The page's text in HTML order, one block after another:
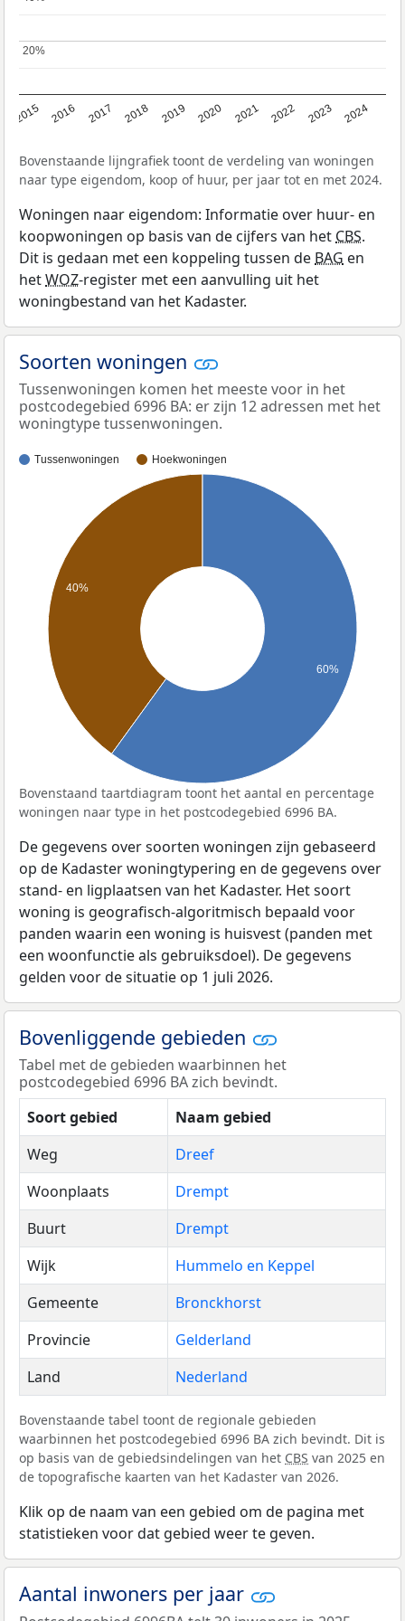
2015 2016 2017 2018 2019 2020 2021 2022 2023 2024
20%
20%
Bovenstaande lijngrafiek toont de verdeling van woningen
naar type eigendom, koop of huur, per jaar tot en met 2024.
Woningen naar eigendom: Informatie over huur- en
koopwoningen op basis van de cijfers van het CBS.
Dit is gedaan met een koppeling tussen de BAG en
hetWOZ-register met een aanvulling uit het
woningbestand van het Kadaster.
Soorten woningen
Tussenwoningen komen het meeste voor in het
postcodegebied 6996 BA: er zijn 12 adressen met het
woningtype tussenwoningen.
Tussenwoningen Hoekwoningen
40%
60%
Bovenstaand taartdiagram toont het aantal en percentage
woningen naar type in het postcodegebied 6996 BA.
De gegevens over soorten woningen zijn gebaseerd
op de Kadaster woningtypering en de gegevens over
stand- en ligplaatsen van het Kadaster. Het soort
woning is geografisch-algoritmisch bepaald voor
panden waarin een woning is huisvest (panden met
een woonfunctie als gebruiksdoel). De gegevens
gelden voor de situatie op 1 juli 2026.
Bovenliggende gebieden
Tabel met de gebieden waarbinnen het
postcodegebied 6996 BA zich bevindt.
Soort gebied
Naam gebied
Weg
Dreef
Woonplaats
Drempt
Buurt
Drempt
Wijk
Hummelo en Keppel
Gemeente
Bronckhorst
Provincie
Gelderland
Land
Nederland
Bovenstaande tabel toont de regionale gebieden
waarbinnen het postcodegebied 6996 BA zich bevindt. Dit is
op basis van de gebiedsindelingen van het CBS van 2025 en
de topografische kaarten van het Kadaster van 2026.
Klik op de naam van een gebied om de pagina met
statistieken voor dat gebied weer te geven.
Aantal inwoners per jaar